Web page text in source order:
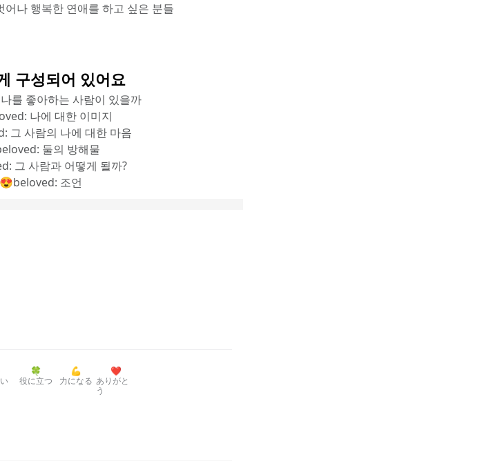
나 행복한 연애를 하고 싶은 분들
구성되어 있어요
를 좋아하는 사람이 있을까
나에 대한 이미지
그 사람의 나에 대한 마음
둘의 방해물
그 사람과 어떻게 될까?
조언
🍀
役に立つ
💪
力になる
❤️
ありがと
う